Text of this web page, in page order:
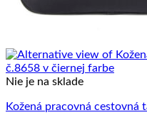
Nie je na sklade
Kožená pracovná cestovná